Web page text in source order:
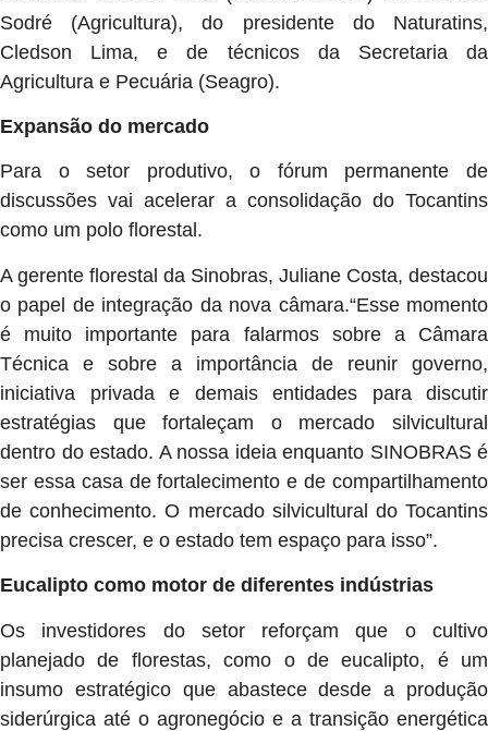
Sodré (Agricultura), do presidente do Naturatins,
Cledson Lima, e de técnicos da Secretaria da
Agricultura e Pecuária (Seagro).
Expansão do mercado
Para o setor produtivo, o fórum permanente de
discussões vai acelerar a consolidação do Tocantins
como um polo florestal.
A gerente florestal da Sinobras, Juliane Costa, destacou
o papel de integração da nova câmara.“Esse momento
é muito importante para falarmos sobre a Câmara
Técnica e sobre a importância de reunir governo,
iniciativa privada e demais entidades para discutir
estratégias que fortaleçam o mercado silvicultural
dentro do estado. A nossa ideia enquanto SINOBRAS é
ser essa casa de fortalecimento e de compartilhamento
de conhecimento. O mercado silvicultural do Tocantins
precisa crescer, e o estado tem espaço para isso”.
Eucalipto como motor de diferentes indústrias
Os investidores do setor reforçam que o cultivo
planejado de florestas, como o de eucalipto, é um
insumo estratégico que abastece desde a produção
siderúrgica até o agronegócio e a transição energética